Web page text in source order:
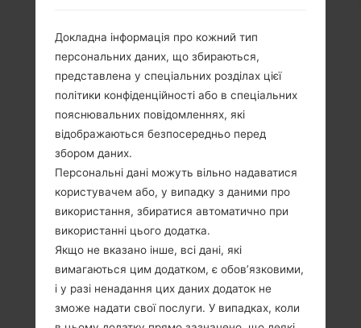
Докладна інформація про кожний тип
персональних даних, що збираються,
представлена у спеціальних розділах цієї
політики конфіденційності або в спеціальних
пояснювальних повідомленнях, які
відображаються безпосередньо перед
збором даних.
Персональні дані можуть вільно надаватися
користувачем або, у випадку з даними про
використання, збиратися автоматично при
використанні цього додатка.
Якщо не вказано інше, всі дані, які
вимагаються цим додатком, є обов’язковими,
і у разі ненадання цих даних додаток не
зможе надати свої послуги. У випадках, коли